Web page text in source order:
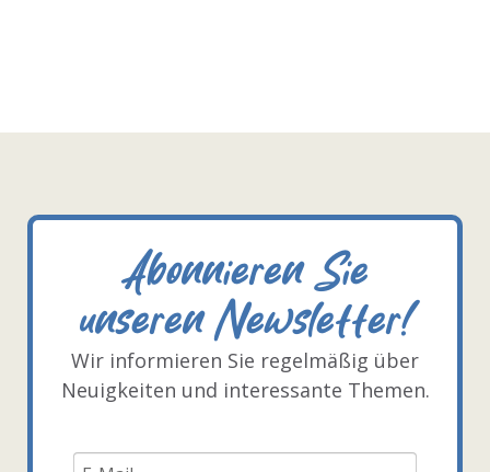
Abonnieren Sie
unseren Newsletter!
Wir informieren Sie regelmäßig über
Neuigkeiten und interessante Themen.